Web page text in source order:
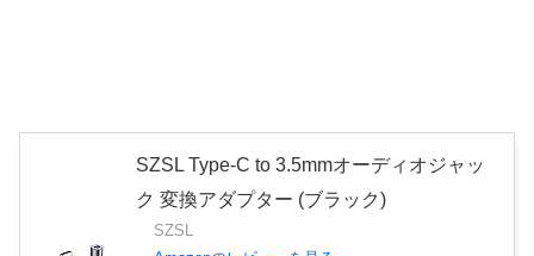
SZSL Type-C to 3.5mmオーディオジャッ
ク 変換アダプター (ブラック)
SZSL